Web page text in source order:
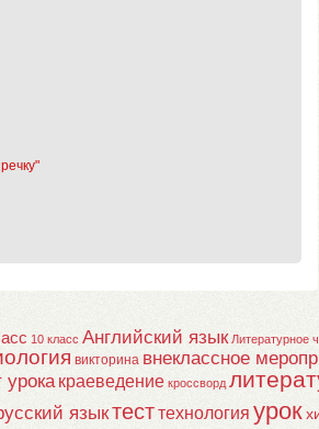
10 класс Английский язык Литературное
викторина внеклассное
урока краеведение кроссворд
языктесттехнология урок